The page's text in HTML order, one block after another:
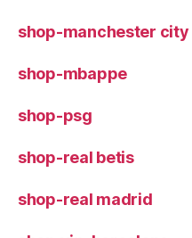
shop-manchester city
shop-mbappe
shop-psg
shop-real betis
shop-real madrid